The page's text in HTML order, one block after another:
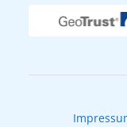
Newsletter